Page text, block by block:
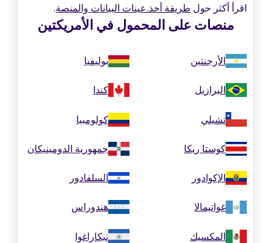
اقرأ أكثر حول طريقة أخذ.عينات البيانات والمنصة.
منصات على المحمول في الأمريكتين
الأرجنتين بوليفيا
البرازيل كندا
تشيلي كولومبيا
كوستا ريكا جمهورية الدومينيكان
الإكوادور السلفادور
غواتيمالا هندوراس
المكسيك نيكاراغوا